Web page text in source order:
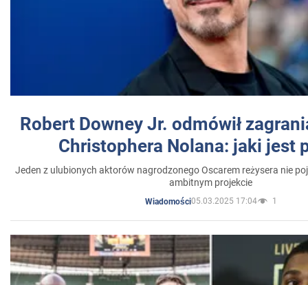
Robert Downey Jr. odmówił
Christophera Nolana: jaki jest
Jeden z ulubionych aktorów nagrodzonego Oscarem reżysera nie
ambitnym projekcie
Wiadomości05.03.2025 17:04 1